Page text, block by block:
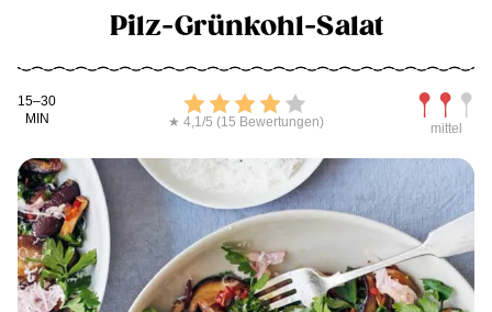
Pilz-Grünkohl-Salat
Kochdauer
15–30
MIN
Bewerten
★ 4,1/5 (15 Bewertungen) mittel